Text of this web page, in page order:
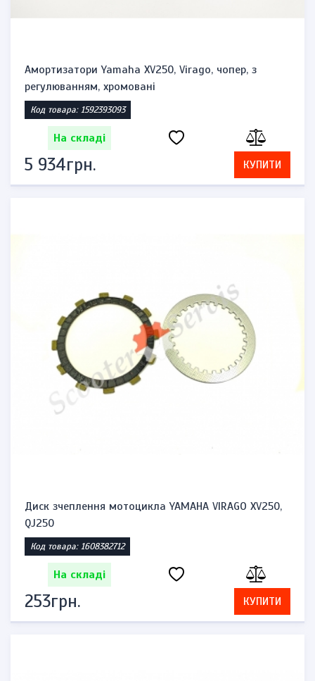
Амортизатори Yamaha XV250, Virago, чопер, з
регулюванням, хромовані
Код товара: 1592393093
На складі
5 934грн. КУПИТИ
Диск зчеплення мотоцикла YAMAHA VIRAGO XV250,
QJ250
Код товара: 1608382712
На складі
253грн. КУПИТИ